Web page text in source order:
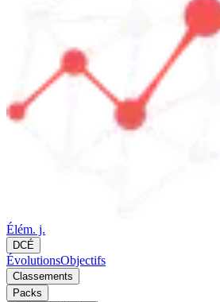
Élém. j.
DCÉ
ÉvolutionsObjectifs
Classements
Packs